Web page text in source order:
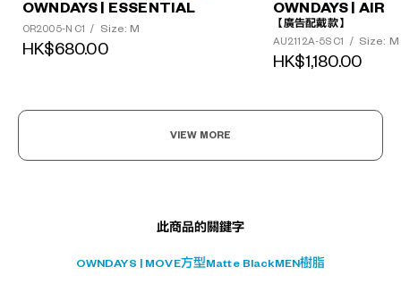
OWNDAYS | ESSENTIAL
OR2005-N C1 / Size: M
HK$680.00
OWNDAYS | AIR
【廣告配戴款】
AU2112A-5S C1
/ Size: M
HK$1,180.00
VIEW MORE
此商品的關鍵字
OWNDAYS | MOVE方型 Matte Black MEN樹脂